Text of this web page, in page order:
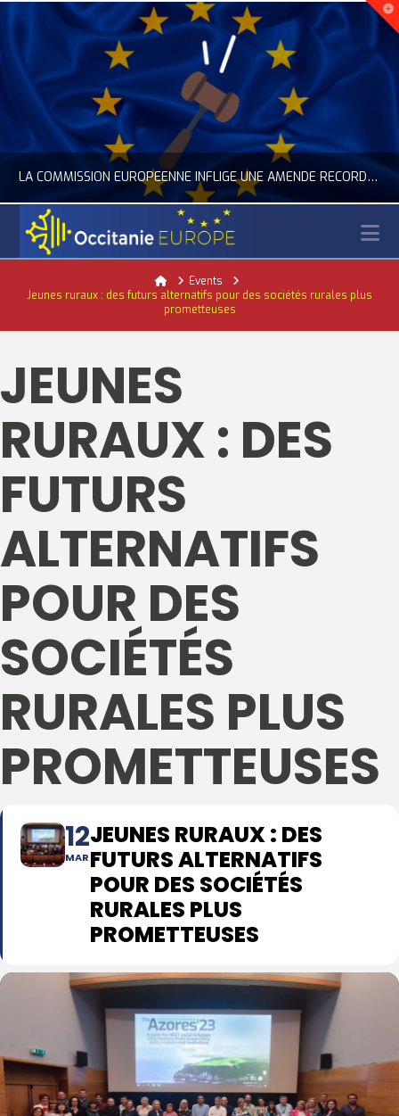
LA COMMISSION EUROPÉENNE INFLIGE UNE AMENDE RECORD À GOOGLE
ACTUALITÉ DE L'UNION EUROPÉENNE, ACTUALITÉ DE LA REPRÉSENTATION D’OCCITANIE EUROPE, NUMÉRIQUE- DIGITAL
HomeEvents
Jeunes ruraux : des futurs alternatifs pour des sociétés rurales plus
prometteuses
JEUNES
RURAUX : DES
FUTURS
ALTERNATIFS
POUR DES
SOCIÉTÉS
RURALES PLUS
PROMETTEUSES
12
MAR
JEUNES RURAUX : DES
FUTURS ALTERNATIFS
POUR DES SOCIÉTÉS
RURALES PLUS
PROMETTEUSES